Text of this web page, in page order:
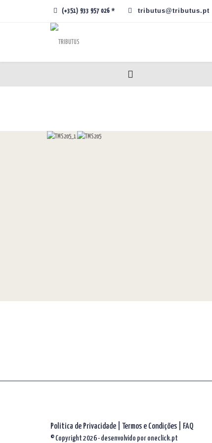
(+351) 933 957 026 * tributus@tributus.pt
Politica de Privacidade Termos e Condições FAQ
© Copyright 2026 - desenvolvido por oneclick.pt